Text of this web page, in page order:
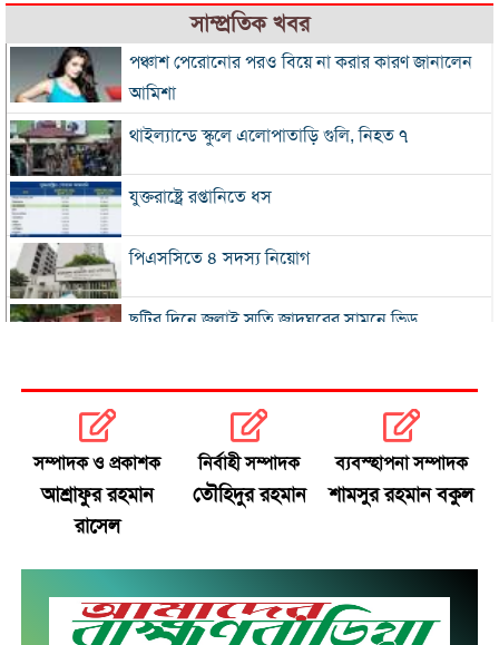
সাম্প্রতিক খবর
পঞ্চাশ পেরোনোর পরও বিয়ে না করার কারণ জানালেন
আমিশা
থাইল্যান্ডে স্কুলে এলোপাতাড়ি গুলি, নিহত ৭
যুক্তরাষ্ট্রে রপ্তানিতে ধস
পিএসসিতে ৪ সদস্য নিয়োগ
ছুটির দিনে জুলাই স্মৃতি জাদুঘরের সামনে ভিড়
নতুন বিদেশি কোচের খোঁজে বিসিবি
শীর্ষ মাদক কারবারিদের তালিকা প্রস্তুত করা হচ্ছে:
সিলেটে দুই বাসের মুখোমুখি সংঘর্ষে নিহত ৯
সম্পাদক ও প্রকাশক
আশ্রাফুর রহমান
রাসেল
নির্বাহী সম্পাদক
তৌহিদুর রহমান
ব্যবস্হাপনা সম্পাদক
শামসুর রহমান বকুল